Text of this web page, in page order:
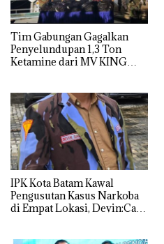
Tim Gabungan Gagalkan
Penyelundupan 1,3 Ton
Ketamine dari MV KING
IPK Kota Batam Kawal
Pengusutan Kasus Narkoba
di Empat Lokasi, Devin:Cari